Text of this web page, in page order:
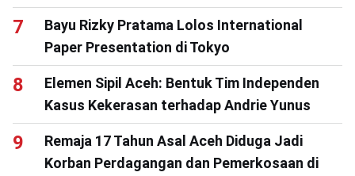
Bayu Rizky Pratama Lolos International
Paper Presentation di Tokyo
Elemen Sipil Aceh: Bentuk Tim Independen
Kasus Kekerasan terhadap Andrie Yunus
Remaja 17 Tahun Asal Aceh Diduga Jadi
Korban Perdagangan dan Pemerkosaan di